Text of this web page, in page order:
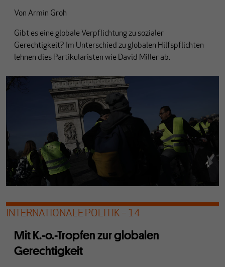
Von Armin Groh
Gibt es eine globale Verpflichtung zu sozialer
Gerechtigkeit? Im Unterschied zu globalen Hilfspflichten
lehnen dies Partikularisten wie David Miller ab.
INTERNATIONALE POLITIK – 14
Mit K.-o.-Tropfen zur globalen
Gerechtigkeit